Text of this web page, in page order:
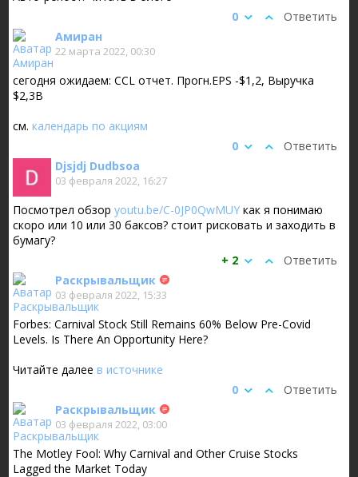
Ответить
0
Амиран
22 марта 2022, 00:30
сегодня ожидаем: CCL отчет. Прогн.EPS -$1,2, Выручка
$2,3B
см.календарь по акциям
Ответить
0
Djsjdj Dudbsoa
03 февраля 2022, 16:27
Посмотрел обзорyoutu.be/C-0JP0QwMUY как я понимаю
скоро или 10 или 30 баксов? стоит рисковать и заходить в
бумагу?
Ответить
+ 2
Раскрывальщик
03 февраля 2022, 15:33
Forbes: Carnival Stock Still Remains 60% Below Pre-Covid
Levels. Is There An Opportunity Here?
Читайте далеев источнике
Ответить
0
Раскрывальщик
03 февраля 2022, 03:00
The Motley Fool: Why Carnival and Other Cruise Stocks
Lagged the Market Today